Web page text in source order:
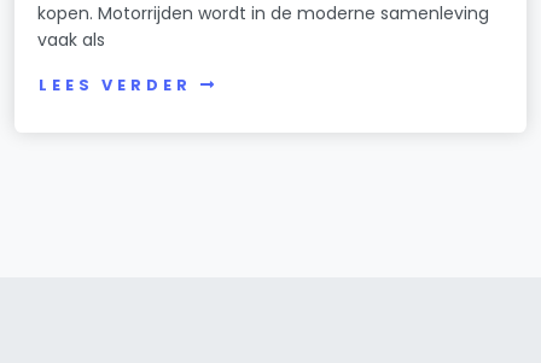
kopen. Motorrijden wordt in de moderne samenleving
vaak als
LEES VERDER